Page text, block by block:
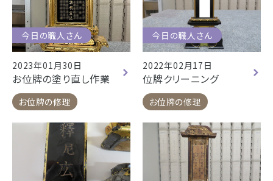
今日の職人さん
2023年01月30日
お位牌の塗り直し作業
お位牌の修理
今日の職人さん
2022年02月17日
位牌クリーニング
お位牌の修理